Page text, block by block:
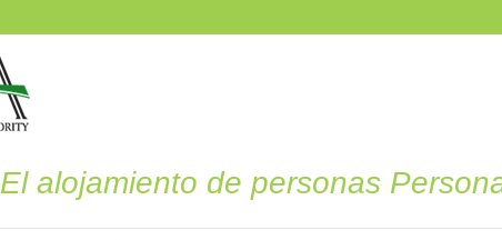
El alojamiento de personas